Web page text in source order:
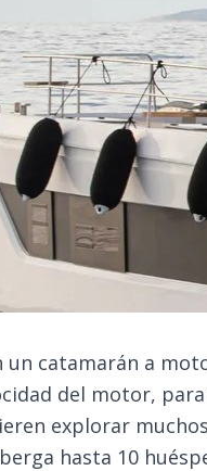
catamarán a
del motor,
explorar
hasta 10